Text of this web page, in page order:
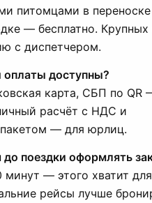
питомцами в переноске
— бесплатно.
с диспетчером.
оплаты доступны?
карта, СБП по QR
расчёт с НДС и
— для юрлиц.
до поездки оформлять
— этого хватит
рейсы лучше